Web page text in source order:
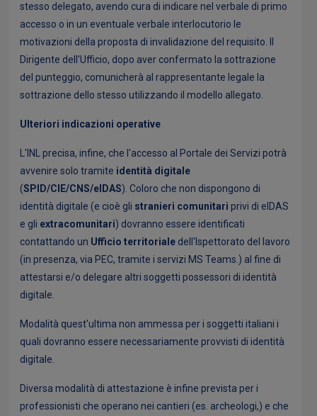
stesso delegato, avendo cura di indicare nel verbale di primo
accesso o in un eventuale verbale interlocutorio le
motivazioni della proposta di invalidazione del requisito. Il
Dirigente dell'Ufficio, dopo aver confermato la sottrazione
del punteggio, comunicherà al rappresentante legale la
sottrazione dello stesso utilizzando il modello allegato.
Ulteriori indicazioni operative
L'INL precisa, infine, che l'accesso al Portale dei Servizi potrà
avvenire solo tramite identità digitale
(SPID/CIE/CNS/eIDAS). Coloro che non dispongono di
identità digitale (e cioè gli stranieri comunitari privi di eIDAS
e gli extracomunitari) dovranno essere identificati
contattando un Ufficio territoriale dell'Ispettorato del lavoro
(in presenza, via PEC, tramite i servizi MS Teams.) al fine di
attestarsi e/o delegare altri soggetti possessori di identità
digitale.
Modalità quest'ultima non ammessa per i soggetti italiani i
quali dovranno essere necessariamente provvisti di identità
digitale.
Diversa modalità di attestazione è infine prevista per i
professionisti che operano nei cantieri (es. archeologi,) e che